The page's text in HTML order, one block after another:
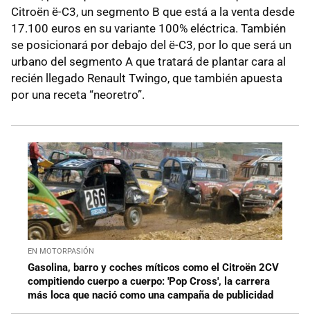
Citroën ë-C3, un segmento B que está a la venta desde
17.100 euros en su variante 100% eléctrica. También
se posicionará por debajo del ë-C3, por lo que será un
urbano del segmento A que tratará de plantar cara al
recién llegado Renault Twingo, que también apuesta
por una receta “neoretro”.
EN MOTORPASIÓN
Gasolina, barro y coches míticos como el Citroën 2CV
compitiendo cuerpo a cuerpo: 'Pop Cross', la carrera
más loca que nació como una campaña de publicidad